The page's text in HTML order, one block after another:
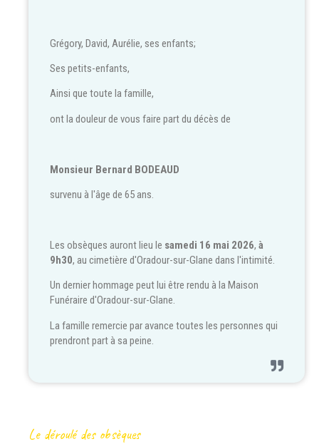
Grégory, David, Aurélie, ses enfants;
Ses petits-enfants,
Ainsi que toute la famille,
ont la douleur de vous faire part du décès de
Monsieur Bernard BODEAUD
survenu à l'âge de 65 ans.
Les obsèques auront lieu le samedi 16 mai 2026, à
9h30, au cimetière d'Oradour-sur-Glane dans l'intimité.
Un dernier hommage peut lui être rendu à la Maison
Funéraire d'Oradour-sur-Glane.
La famille remercie par avance toutes les personnes qui
prendront part à sa peine.
Le déroulé des obsèques